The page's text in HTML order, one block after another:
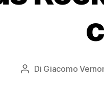
Autore
Di Giacomo